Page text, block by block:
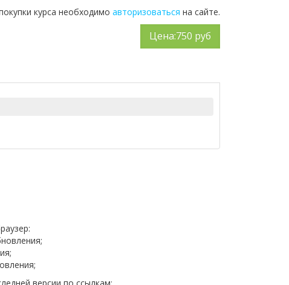
курса необходимо авторизоваться на сайте.
Цена:750 руб